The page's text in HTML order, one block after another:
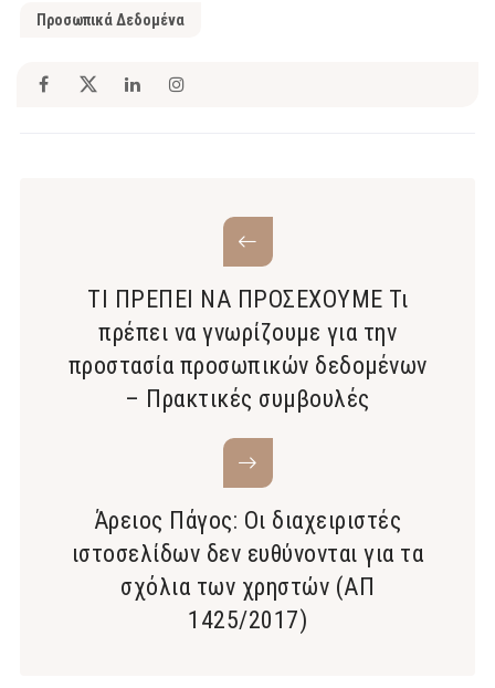
Προσωπικά Δεδομένα
ΤΙ ΠΡΕΠΕΙ ΝΑ ΠΡΟΣΕΧΟΥΜΕ Τι
πρέπει να γνωρίζουμε για την
προστασία προσωπικών δεδομένων
– Πρακτικές συμβουλές
Άρειος Πάγος: Οι διαχειριστές
ιστοσελίδων δεν ευθύνονται για τα
σχόλια των χρηστών (ΑΠ
1425/2017)